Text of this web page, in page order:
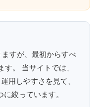
すが、最初からすべ
。 当サイトでは、
用しやすさを見て、
絞っています。